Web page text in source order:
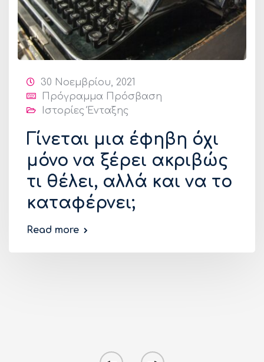
30 Νοεμβρίου, 2021
Πρόγραμμα Πρόσβαση
Ιστορίες Ένταξης
Γίνεται μια έφηβη όχι
μόνο να ξέρει ακριβώς
τι θέλει, αλλά και να το
καταφέρνει;
Read more